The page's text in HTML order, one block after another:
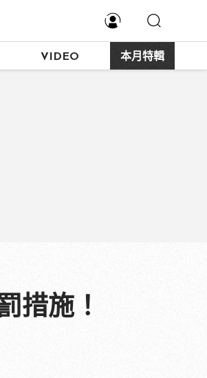
VIDEO 本月特輯
措施！